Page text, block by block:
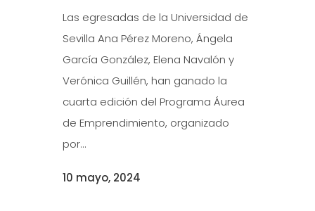
Las egresadas de la Universidad de
Sevilla Ana Pérez Moreno, Ángela
García González, Elena Navalón y
Verónica Guillén, han ganado la
cuarta edición del Programa Áurea
de Emprendimiento, organizado
por...
10 mayo, 2024